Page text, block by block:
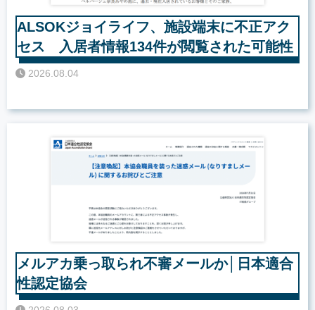
ALSOKジョイライフ、施設端末に不正アク
セス 入居者情報134件が閲覧された可能性
2026.08.04
メルアカ乗っ取られ不審メールか│日本適合
性認定協会